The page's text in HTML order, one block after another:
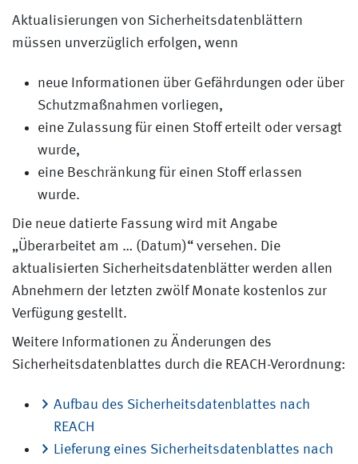
Aktualisierungen von Sicherheitsdatenblättern
müssen unverzüglich erfolgen, wenn
neue Informationen über Gefährdungen oder über
Schutzmaßnahmen vorliegen,
eine Zulassung für einen Stoff erteilt oder versagt
wurde,
eine Beschränkung für einen Stoff erlassen
wurde.
Die neue datierte Fassung wird mit Angabe
„Überarbeitet am … (Datum)“ versehen. Die
aktualisierten Sicherheitsdatenblätter werden allen
Abnehmern der letzten zwölf Monate kostenlos zur
Verfügung gestellt.
Weitere Informationen zu Änderungen des
Sicherheitsdatenblattes durch die REACH-Verordnung:
Aufbau des Sicherheitsdatenblattes nach
REACH
Lieferung eines Sicherheitsdatenblattes nach